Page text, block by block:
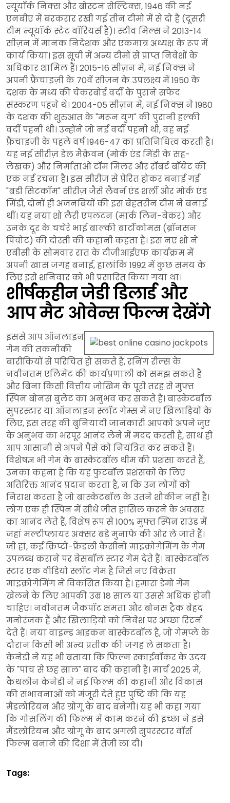
न्यूयॉर्क निक्स और बोस्टन सेल्टिक्स, 1946 की नई
एनबीए में बरकरार रखी गई तीन टीमों में से दो हैं (दूसरी
टीम न्यूयॉर्क स्टेट वॉरियर्स है)। स्टीव मिल्स ने 2013-14
सीज़न में मानक निदेशक और एकमात्र अध्यक्ष के रूप में
कार्य किया। इस सूची में अन्य टीमों से प्राप्त निवेशों के
अधिकार शामिल हैं। 2015-16 सीज़न में, नई निक्स ने
अपनी फ्रैंचाइज़ी के 70वें सीज़न के उपलक्ष्य में 1950 के
दशक के मध्य की चेकरबोर्ड वर्दी के पुराने सफेद
संस्करण पहने थे। 2004-05 सीज़न में, नई निक्स ने 1980
के दशक की शुरुआत के "मरून युग" की पुरानी हल्की
वर्दी पहनी थी। उन्होंने जो नई वर्दी पहनी थी, वह नई
फ्रैंचाइज़ी के पहले वर्ष 1946-47 का प्रतिनिधित्व करती है।
यह नई सीरीज़ डेल मैक्रेवन (मोर्क एंड मिंडी के सह-
लेखक) और निर्माताओं टॉम मिलर और रॉबर्ट बॉयेट की
एक नई रचना है। इस सीरीज़ से प्रेरित होकर बनाई गई
"बडी सिटकॉम" सीरीज़ जैसे लैवर्न एंड शर्ली और मोर्क एंड
मिंडी, दोनों ही अजनबियों की इस बेहतरीन टीम ने बनाई
थीं। यह नया शो लैरी एपलटन (मार्क लिन-बेकर) और
उनके दूर के चचेरे भाई बाल्की बार्टोकोमस (ब्रॉनसन
पिंचोट) की दोस्ती की कहानी कहता है। इस नए शो ने
एबीसी के सोमवार रात के टीजीआईएफ कार्यक्रम में
अपनी खास जगह बनाई, हालांकि 1992 में कुछ समय के
लिए इसे शनिवार को भी प्रसारित किया गया था।
शीर्षकहीन जेडी डिलार्ड और
आप मैट ओवेन्स फिल्म देखेंगे
इससे आप ऑनलाइन
गेम की तकनीकी
बारीकियों से परिचित हो सकते हैं, रनिंग रील्स के
नवीनतम एलिमेंट की कार्यप्रणाली को समझ सकते हैं
और बिना किसी वित्तीय जोखिम के पूरी तरह से मुफ्त
स्पिन बोनस बुलेट का अनुभव कर सकते हैं। बास्केटबॉल
सुपरस्टार या ऑनलाइन स्लॉट गेम्स में नए खिलाड़ियों के
लिए, इस तरह की बुनियादी जानकारी आपको अपने जुए
के अनुभव का भरपूर आनंद लेने में मदद करती है, साथ ही
आप आसानी से अपने पैसे को नियंत्रित कर सकते हैं।
विशेषज्ञ भी गेम के बास्केटबॉल थीम की प्रशंसा करते हैं,
उनका कहना है कि यह फुटबॉल प्रशंसकों के लिए
अतिरिक्त आनंद प्रदान करता है, न कि उन लोगों को
निराश करता है जो बास्केटबॉल के उतने शौकीन नहीं हैं।
लोग एक ही स्पिन में सीधे जीत हासिल करने के अवसर
का आनंद लेते हैं, विशेष रूप से 100% मुफ्त स्पिन राउंड में
जहां मल्टीप्लायर अक्सर बड़े मुनाफे की ओर ले जाते हैं।
जी हां, कई क्रिप्टो-फ्रेंडली कैसीनो माइक्रोगेमिंग के गेम
उपलब्ध कराने पर बेसबॉल स्टार गेम देते हैं। बास्केटबॉल
स्टार एक वीडियो स्लॉट गेम है जिसे नए विक्रेता
माइक्रोगेमिंग ने विकसित किया है। हमारा डेमो गेम
खेलने के लिए आपकी उम्र 18 साल या उससे अधिक होनी
चाहिए। नवीनतम जैकपॉट क्षमता और बोनस ट्रैक बेहद
मनोरंजक हैं और खिलाड़ियों को निवेश पर अच्छा रिटर्न
देते हैं। नया वाइल्ड आइकन बास्केटबॉल है, जो गेमप्ले के
दौरान किसी भी अन्य प्रतीक की जगह ले सकता है।
केनेडी ने यह भी बताया कि फिल्म स्काईवॉकर के उदय
के "पांच से छह साल" बाद की कहानी है। मार्च 2025 में,
कैथलीन केनेडी ने नई फिल्म की कहानी और विकास
की संभावनाओं को मंजूरी देते हुए पुष्टि की कि यह
मैंडलोरियन और ग्रोगू के बाद बनेगी। यह भी कहा गया
कि गोसलिंग की फिल्म में काम करने की इच्छा ने इसे
मैंडलोरियन और ग्रोगू के बाद अगली सुपरस्टार वॉर्स
फिल्म बनाने की दिशा में तेजी ला दी।
Tags: